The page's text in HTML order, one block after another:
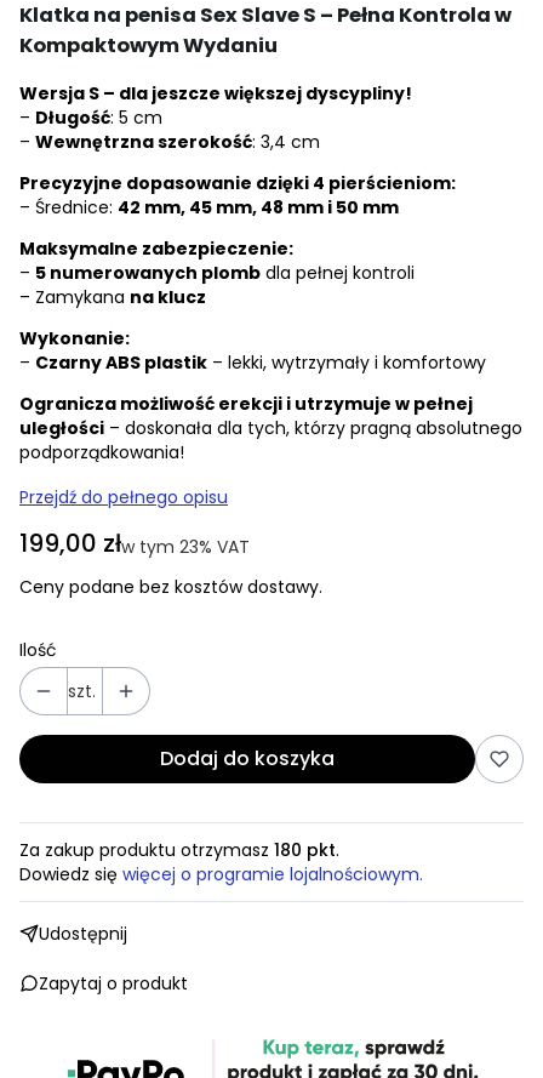
Klatka na penisa Sex Slave S – Pełna Kontrola w
Kompaktowym Wydaniu
Wersja S – dla jeszcze większej dyscypliny!
– Długość: 5 cm
– Wewnętrzna szerokość: 3,4 cm
Precyzyjne dopasowanie dzięki 4 pierścieniom:
– Średnice: 42 mm, 45 mm, 48 mm i 50 mm
Maksymalne zabezpieczenie:
– 5 numerowanych plomb dla pełnej kontroli
– Zamykana na klucz
Wykonanie:
– Czarny ABS plastik – lekki, wytrzymały i komfortowy
Ogranicza możliwość erekcji i utrzymuje w pełnej
uległości – doskonała dla tych, którzy pragną absolutnego
podporządkowania!
Przejdź do pełnego opisu
Cena
199,00 złw tym 23% VAT
w tym 23% VAT
Ceny podane bez kosztów dostawy.
Ilość
szt.
Dodaj do koszyka
Za zakup produktu otrzymasz 180 pkt.
Dowiedz się więcej o programie lojalnościowym.
Udostępnij
Zapytaj o produkt